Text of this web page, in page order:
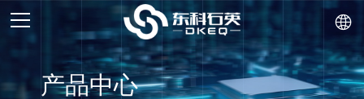

产品中心